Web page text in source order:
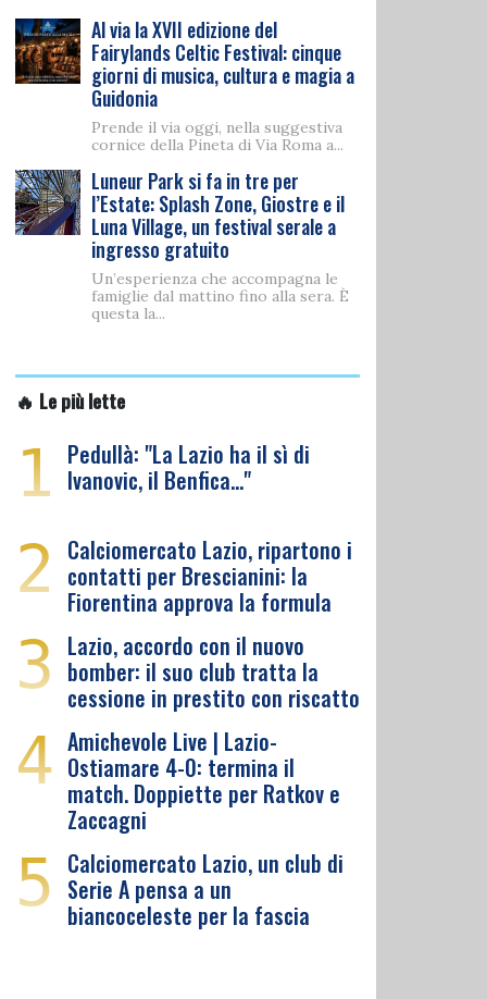
Al via la XVII edizione del
Fairylands Celtic Festival: cinque
giorni di musica, cultura e magia a
Guidonia
Prende il via oggi, nella suggestiva
cornice della Pineta di Via Roma a...
Luneur Park si fa in tre per
l’Estate: Splash Zone, Giostre e il
Luna Village, un festival serale a
ingresso gratuito
Un’esperienza che accompagna le
famiglie dal mattino fino alla sera. È
questa la...
🔥 Le più lette
1 Pedullà: "La Lazio ha il sì di
Ivanovic, il Benfica…"
2 Calciomercato Lazio, ripartono i
contatti per Brescianini: la
Fiorentina approva la formula
3 Lazio, accordo con il nuovo
bomber: il suo club tratta la
cessione in prestito con riscatto
4 Amichevole Live | Lazio-
Ostiamare 4-0: termina il
match. Doppiette per Ratkov e
Zaccagni
5 Calciomercato Lazio, un club di
Serie A pensa a un
biancoceleste per la fascia